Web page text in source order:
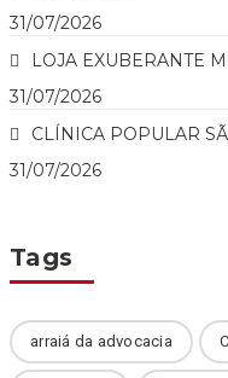
31/07/2026
LOJA EXUBERANTE
31/07/2026
CLÍNICA POPULAR
31/07/2026
Tags
arraiá da advocacia